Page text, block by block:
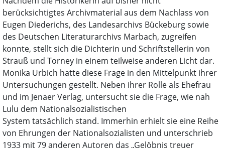
berücksichtigtes Archivmaterial aus dem Nachlass von
Eugen Diederichs, des Landesarchivs Bückeburg sowie
des Deutschen Literaturarchivs Marbach, zugreifen
konnte, stellt sich die Dichterin und Schriftstellerin von
Strauß und Torney in einem teilweise anderen Licht dar.
Monika Urbich hatte diese Frage in den Mittelpunkt ihrer
Untersuchungen gestellt. Neben ihrer Rolle als Ehefrau
und im Jenaer Verlag, untersucht sie die Frage, wie nah
Lulu dem Nationalsozialistischen
System tatsächlich stand. Immerhin erhielt sie eine Reihe
von Ehrungen der Nationalsozialisten und unterschrieb
1933 mit 79 anderen Autoren das „Gelöbnis treuer